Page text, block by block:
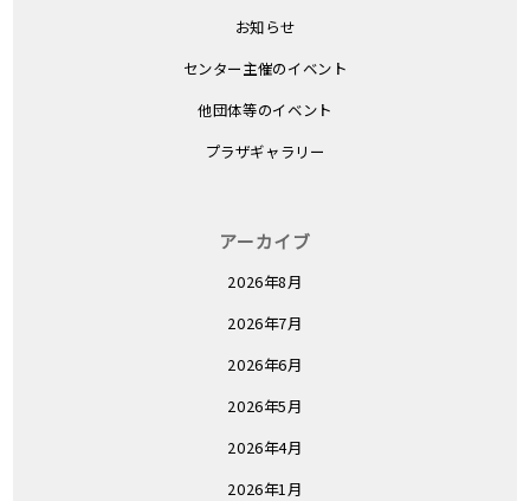
お知らせ
センター主催のイベント
他団体等のイベント
プラザギャラリー
アーカイブ
2026年8月
2026年7月
2026年6月
2026年5月
2026年4月
2026年1月